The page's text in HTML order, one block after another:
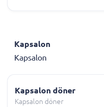
Kapsalon
Kapsalon
Kapsalon döner
Kapsalon döner